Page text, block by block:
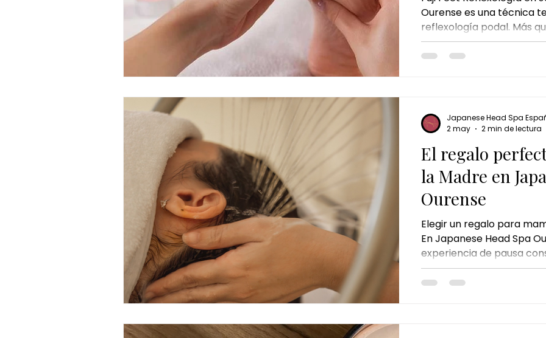
Ourense es una técnica
reflexología podal. Más
pies, la reflexología se
relajación y equilibrio,
El regalo
la Madre en
Ourense
Elegir un regalo para
En Japanese Head Spa
experiencia de pausa
mamar sentirse cuidada,
Japanese Head Spa
2 may
2 min de lectura